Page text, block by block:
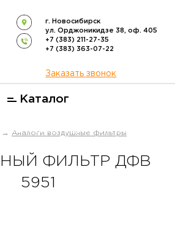
г. Новосибирск
ул. Орджоникидзе 38, оф. 405
+7 (383) 211-27-35
+7 (383) 363-07-22
Заказать звонок
Каталог
ДИСТРИБЬЮТОР
→ Аналоги воздушные фильтры
ФИЛЬТР ДФВ
5951